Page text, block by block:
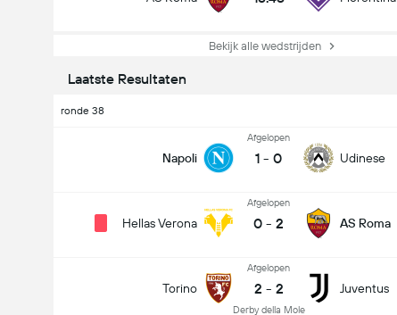
Bekijk alle wedstrijden
Laatste Resultaten
ronde 38
Napoli
Afgelopen
1 - 0 Udinese
Hellas Verona
Afgelopen
0 - 2 AS Roma
Torino
Afgelopen
2 - 2
Derby della Mole
Juventus